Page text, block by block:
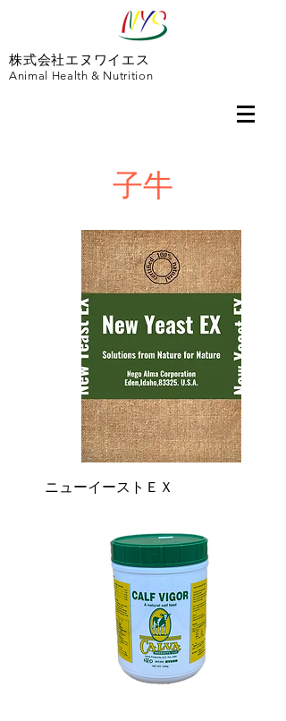
株式会社エヌワイエス
Animal Health & Nutrition
子牛
ニューイーストＥＸ